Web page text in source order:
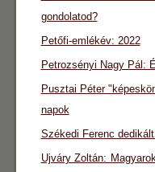
gondolatod?
Petőfi-emlékév: 2022
Petrozsényi Nagy Pál:
Pusztai Péter
napok
Székedi Ferenc
Ujváry Zoltán: